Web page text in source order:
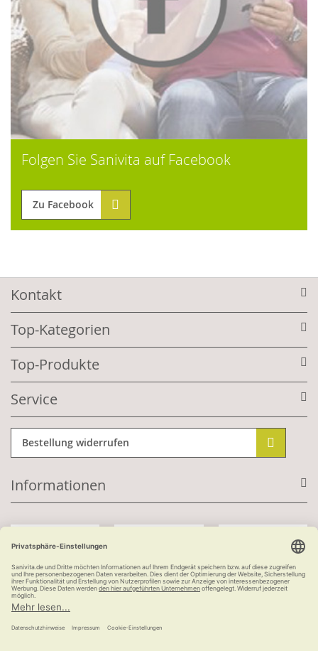
Folgen Sie Sanivita auf Facebook
Zu Facebook
Kontakt
Top-Kategorien
Top-Produkte
Service
Bestellung widerrufen
Informationen
Kauf auf Rechnung